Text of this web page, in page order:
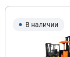
В наличии